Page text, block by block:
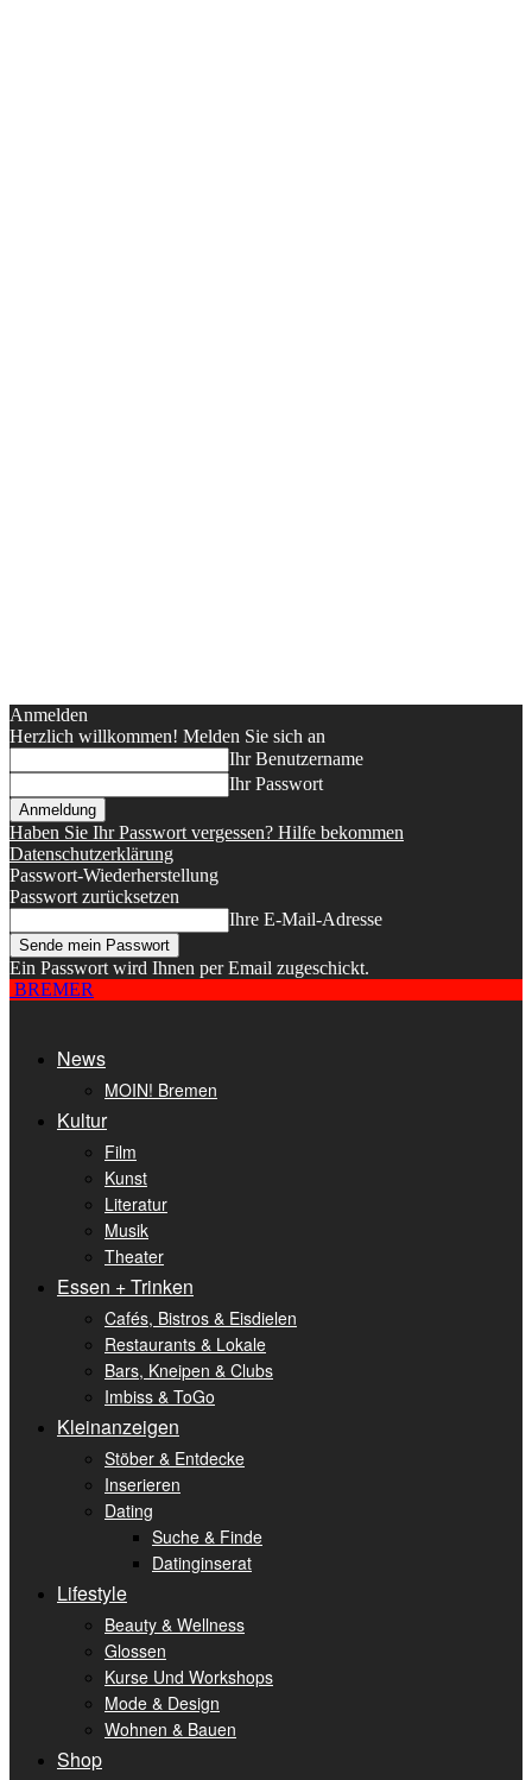
Anmelden
Herzlich willkommen! Melden Sie sich an
Ihr Benutzername
Ihr Passwort
Haben Sie Ihr Passwort vergessen? Hilfe bekommen
Datenschutzerklärung
Passwort-Wiederherstellung
Passwort zurücksetzen
Ihre E-Mail-Adresse
Ein Passwort wird Ihnen per Email zugeschickt.
BREMER
News
MOIN! Bremen
Kultur
Film
Kunst
Literatur
Musik
Theater
Essen + Trinken
Cafés, Bistros & Eisdielen
Restaurants & Lokale
Bars, Kneipen & Clubs
Imbiss & ToGo
Kleinanzeigen
Stöber & Entdecke
Inserieren
Dating
Suche & Finde
Datinginserat
Lifestyle
Beauty & Wellness
Glossen
Kurse Und Workshops
Mode & Design
Wohnen & Bauen
Shop